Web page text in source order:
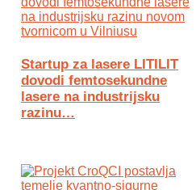
Startup za lasere LITILIT
dovodi femtosekundne
lasere na industrijsku
razinu…